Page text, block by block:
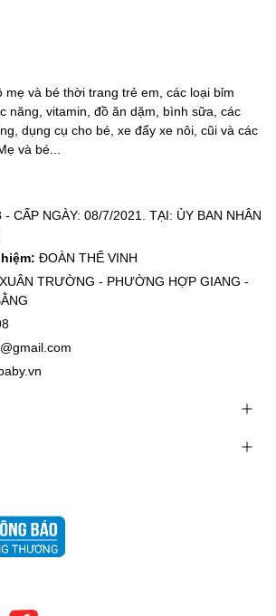
mẹ và bé thời trang trẻ em, các loại bỉm
năng, vitamin, đồ ăn dặm, bình sữa, các
dụng cụ cho bé, xe đẩy xe nôi, cũi và các
và bé...
- CẤP NGÀY: 08/7/2021. TẠI: ỦY BAN NHÂN
ĐOÀN THẾ VINH
TRƯỜNG - PHƯỜNG HỢP GIANG -